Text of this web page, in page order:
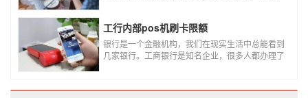
就很危险了，资金不到账、被盗刷的可能性大大增
加。
工行内部pos机刷卡限额
银行是一个金融机构，我们在现实生活中总能看到
几家银行。工商银行是知名企业，很多人都办理了